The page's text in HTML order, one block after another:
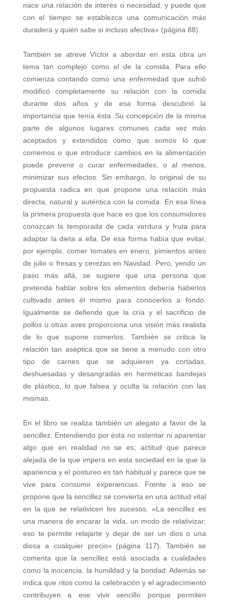
nace una relación de interés o necesidad, y puede que
con el tiempo se establezca una comunicación más
duradera y quién sabe si incluso afectiva» (página 88).
También se atreve Víctor a abordar en esta obra un
tema tan complejo como el de la comida. Para ello
comienza contando como una enfermedad que sufrió
modificó completamente su relación con la comida
durante dos años y de esa forma descubrió la
importancia que tenía ésta. Su concepción de la misma
parte de algunos lugares comunes cada vez más
aceptados y extendidos como que somos lo que
comemos o que introducir cambios en la alimentación
puede prevenir o curar enfermedades, o al menos,
minimizar sus efectos. Sin embargo, lo original de su
propuesta radica en que propone una relación más
directa, natural y auténtica con la comida. En esa línea
la primera propuesta que hace es que los consumidores
conozcan la temporada de cada verdura y fruta para
adaptar la dieta a ella. De esa forma había que evitar,
por ejemplo, comer tomates en enero, pimientos antes
de julio o fresas y cerezas en Navidad. Pero, yendo un
paso más allá, se sugiere que una persona que
pretenda hablar sobre los alimentos debería haberlos
cultivado antes él mismo para conocerlos a fondo.
Igualmente se defiende que la cría y el sacrificio de
pollos u otras aves proporciona una visión más realista
de lo que supone comerlos. También se critica la
relación tan aséptica que se tiene a menudo con otro
tipo de carnes que se adquieren ya cortadas,
deshuesadas y desangradas en herméticas bandejas
de plástico, lo que falsea y oculta la relación con las
mismas.
En el libro se realiza también un alegato a favor de la
sencillez. Entendiendo por ésta no ostentar ni aparentar
algo que en realidad no se es; actitud que parece
alejada de la que impera en esta sociedad en la que la
apariencia y el postureo es tan habitual y parece que se
vive para consumir experiencias. Frente a eso se
propone que la sencillez se convierta en una actitud vital
en la que se relativicen los sucesos. «La sencillez es
una manera de encarar la vida, un modo de relativizar;
eso te permite relajarte y dejar de ser un dios o una
diosa a cualquier precio» (página 117). También se
comenta que la sencillez está asociada a cualidades
como la inocencia, la humildad y la bondad. Además se
indica que ritos como la celebración y el agradecimiento
contribuyen a ese vivir sencillo porque permiten